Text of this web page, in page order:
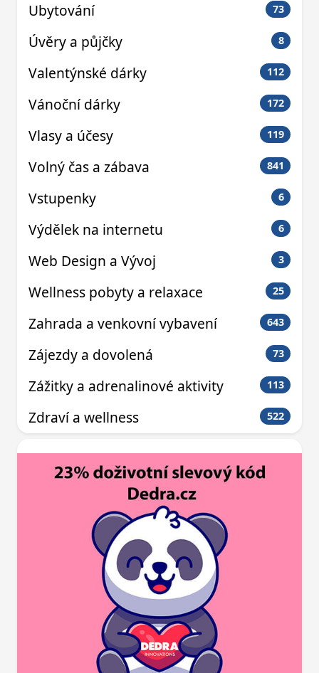
Ubytování 73
Úvěry a půjčky 8
Valentýnské dárky 112
Vánoční dárky 172
Vlasy a účesy 119
Volný čas a zábava 841
Vstupenky 6
Výdělek na internetu 6
Web Design a Vývoj 3
Wellness pobyty a relaxace 25
Zahrada a venkovní vybavení 643
Zájezdy a dovolená 73
Zážitky a adrenalinové aktivity 113
Zdraví a wellness 522